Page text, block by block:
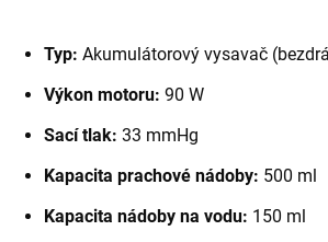
Typ: Akumulátorový vysavač
Výkon motoru: 90 W
Sací tlak: 33 mmHg
Kapacita prachové nádoby: 500 ml
Kapacita nádoby na vodu: 150 ml